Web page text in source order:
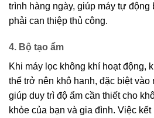
trình hàng ngày, giúp máy tự động
phải can thiệp thủ công.
4. Bộ tạo ẩm
Khi máy lọc không khí hoạt động,
thể trở nên khô hanh, đặc biệt vào
giúp duy trì độ ẩm cần thiết cho
khỏe của bạn và gia đình. Việc